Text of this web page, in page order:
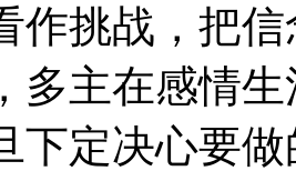
作挑战，把
多主在感情
下定决心要